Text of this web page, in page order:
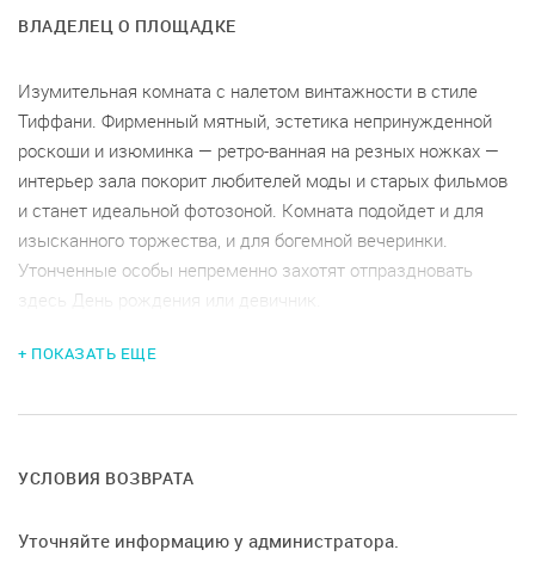
ВЛАДЕЛЕЦ О ПЛОЩАДКЕ
Изумительная комната с налетом винтажности в стиле
Тиффани. Фирменный мятный, эстетика непринужденной
роскоши и изюминка — ретро-ванная на резных ножках —
интерьер зала покорит любителей моды и старых фильмов
и станет идеальной фотозоной. Комната подойдет и для
изысканного торжества, и для богемной вечеринки.
Утонченные особы непременно захотят отпраздновать
здесь День рождения или девичник.
Условия возврата предоплаты: 15 дней и более — возврат
депозит. Менее 7 дней — полная сумма на депозит. В день
5000 р. Оплачивая услуги, вы автоматически соглашаетесь
+ ПОКАЗАТЬ ЕЩЕ
УСЛОВИЯ ВОЗВРАТА
Уточняйте информацию у администратора.